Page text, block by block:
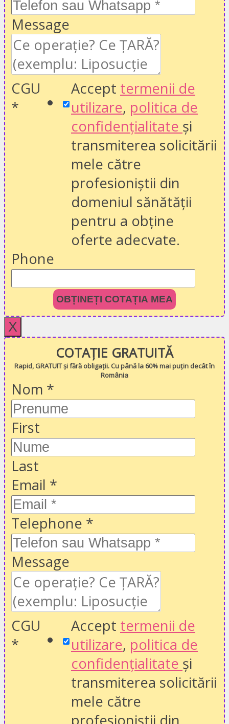
Message
CGU
*
Accept termenii de
utilizare, politica de
confidențialitate și
transmiterea solicitării
mele către
profesioniștii din
domeniul sănătății
pentru a obține
oferte adecvate.
Phone
OBȚINEȚI COTAȚIA MEA
X
COTAȚIE GRATUITĂ
Rapid, GRATUIT și fără obligații. Cu până la 60% mai puțin decât în
România
Nom *
First
Last
Email *
Telephone *
Message
CGU
*
Accept termenii de
utilizare, politica de
confidențialitate și
transmiterea solicitării
mele către
profesioniștii din